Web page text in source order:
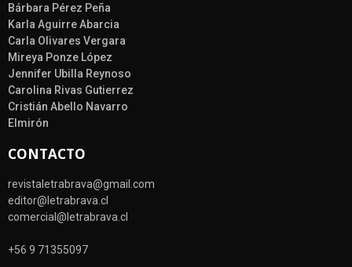
Bárbara Pérez Peña
Karla Aguirre Abarcia
Carla Olivares Vergara
Mireya Ponze López
Jennifer Ubilla Reynoso
Carolina Rivas Gutierrez
Cristián Abello Navarro
Elmirón
CONTACTO
revistaletrabrava@gmail.com
editor@letrabrava.cl
comercial@letrabrava.cl
+56 9 71355097